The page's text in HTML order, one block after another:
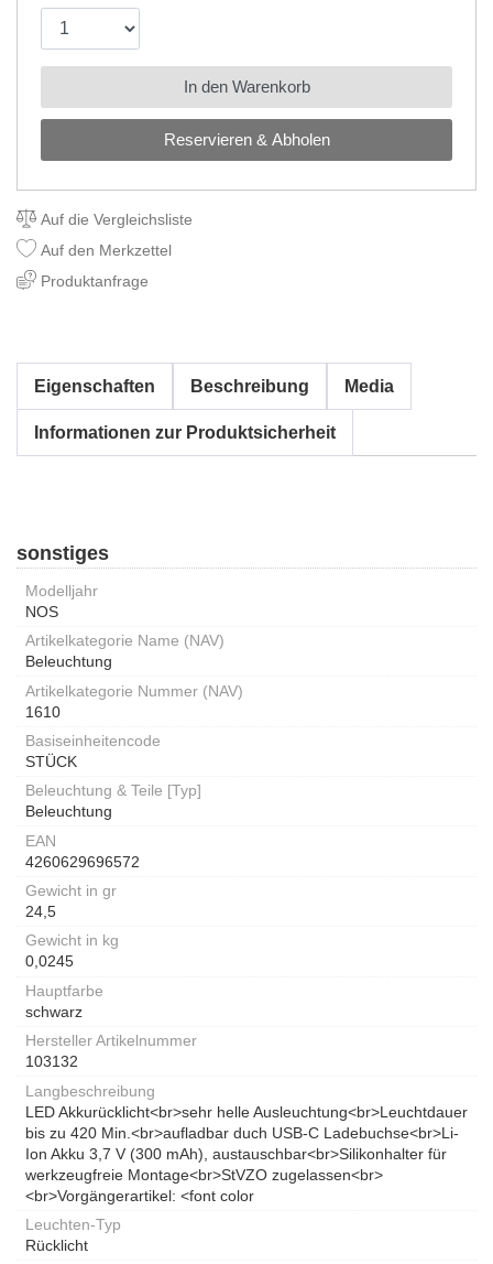
Reservieren & Abholen
In den Warenkorb
Auf die Vergleichsliste
Auf den Merkzettel
Produktanfrage
Eigenschaften Beschreibung Media
Informationen zur Produktsicherheit
sonstiges
Modelljahr
NOS
Artikelkategorie Name (NAV)
Beleuchtung
Artikelkategorie Nummer (NAV)
1610
Basiseinheitencode
STÜCK
Beleuchtung & Teile [Typ]
Beleuchtung
EAN
4260629696572
Gewicht in gr
24,5
Gewicht in kg
0,0245
Hauptfarbe
schwarz
Hersteller Artikelnummer
103132
Langbeschreibung
LED Akkurücklicht<br>sehr helle Ausleuchtung<br>Leuchtdauer
bis zu 420 Min.<br>aufladbar duch USB-C Ladebuchse<br>Li-
Ion Akku 3,7 V (300 mAh), austauschbar<br>Silikonhalter für
werkzeugfreie Montage<br>StVZO zugelassen<br>
<br>Vorgängerartikel: <font color
Leuchten-Typ
Rücklicht